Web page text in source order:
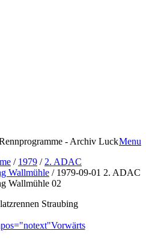
- Archiv LuckMenu
/ 1979 / 2. ADAC
Wallmühle / 1979-09-01 2. ADAC
Wallmühle 02
Vorwärts